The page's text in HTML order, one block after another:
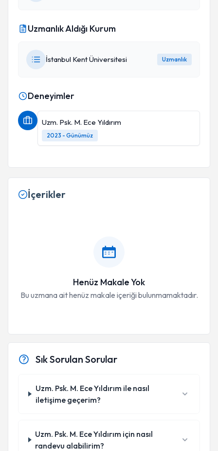
Uzmanlık Aldığı Kurum
İstanbul Kent Üniversitesi Uzmanlık
Deneyimler
Uzm. Psk. M. Ece Yıldırım
2023 - Günümüz
İçerikler
Henüz Makale Yok
Bu uzmana ait henüz makale içeriği bulunmamaktadır.
Sık Sorulan Sorular
Uzm. Psk. M. Ece Yıldırım ile nasıl
iletişime geçerim?
Uzm. Psk. M. Ece Yıldırım için nasıl
randevu alabilirim?